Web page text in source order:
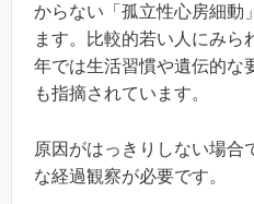
からない「孤立性心房細動
ます。比較的若い人にみら
年では生活習慣や遺伝的な
も指摘されています。
原因がはっきりしない場合
な経過観察が必要です。